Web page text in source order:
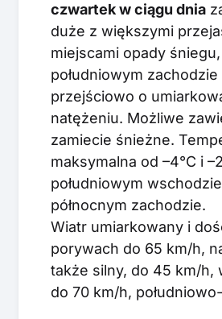
czwartek w ciągu dnia
duże z większymi
miejscami opady
południowym zachodzie
przejściowo o
natężeniu. Możliwe
zamiecie śnieżne.
maksymalna od –4°C i
południowym
północnym zachodzie.
Wiatr umiarkowany i
porywach do 65 km/h,
także silny, do 45 km/h,
do 70 km/h,